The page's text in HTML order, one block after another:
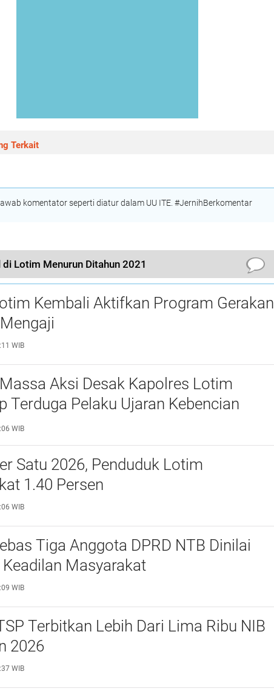
Terkait
komentator seperti diatur dalam UU ITE. #JernihBerkomentar
Lotim Menurun Ditahun 2021
Kembali Aktifkan Program Gerakan
WIB
Aksi Desak Kapolres Lotim
Terduga Pelaku Ujaran Kebencian
Bupati di Medsos
WIB
Satu 2026, Penduduk Lotim
1.40 Persen
WIB
Tiga Anggota DPRD NTB Dinilai
Keadilan Masyarakat
WIB
Terbitkan Lebih Dari Lima Ribu NIB
2026
WIB